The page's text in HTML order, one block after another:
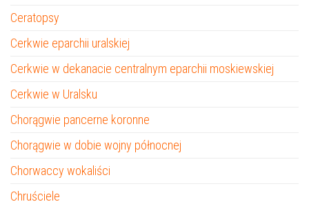
Ceratopsy
Cerkwie eparchii uralskiej
Cerkwie w dekanacie centralnym eparchii moskiewskiej
Cerkwie w Uralsku
Chorągwie pancerne koronne
Chorągwie w dobie wojny północnej
Chorwaccy wokaliści
Chruściele